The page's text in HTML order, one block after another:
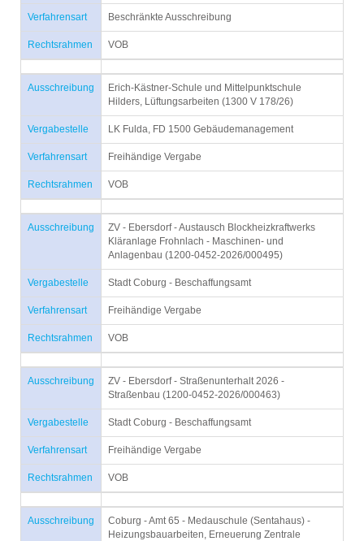
Verfahrensart Beschränkte Ausschreibung
Rechtsrahmen VOB
Ausschreibung
Erich-Kästner-Schule und Mittelpunktschule
Hilders, Lüftungsarbeiten (1300 V 178/26)
Vergabestelle LK Fulda, FD 1500 Gebäudemanagement
Verfahrensart Freihändige Vergabe
Rechtsrahmen VOB
Ausschreibung
ZV - Ebersdorf - Austausch Blockheizkraftwerks
Kläranlage Frohnlach - Maschinen- und
Anlagenbau (1200-0452-2026/000495)
Vergabestelle Stadt Coburg - Beschaffungsamt
Verfahrensart Freihändige Vergabe
Rechtsrahmen VOB
Ausschreibung
ZV - Ebersdorf - Straßenunterhalt 2026 -
Straßenbau (1200-0452-2026/000463)
Vergabestelle Stadt Coburg - Beschaffungsamt
Verfahrensart Freihändige Vergabe
Rechtsrahmen VOB
Ausschreibung
Coburg - Amt 65 - Medauschule (Sentahaus) -
Heizungsbauarbeiten, Erneuerung Zentrale